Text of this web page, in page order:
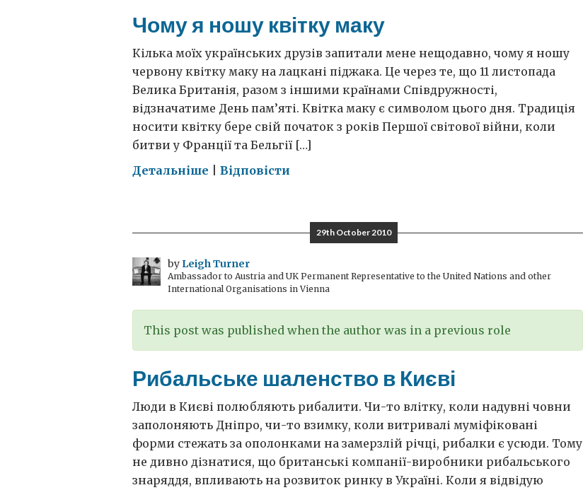
Чому я ношу квітку маку
Кілька моїх українських друзів запитали мене нещодавно, чому я ношу
червону квітку маку на лацкані піджака. Це через те, що 11 листопада
Велика Британія, разом з іншими країнами Співдружності,
відзначатиме День пам’яті. Квітка маку є символом цього дня. Традиція
носити квітку бере свій початок з років Першої світової війни, коли
битви у Франції та Бельгії […]
Детальніше on
маку
Відповісти
29th October 2010
by Leigh Turner
Ambassador to Austria and UK Permanent Representative to the United Nations and other
International Organisations in Vienna
This post was published when the author was in a previous role
Рибальське шаленство в Києві
Люди в Києві полюбляють рибалити. Чи-то влітку, коли надувні човни
заполоняють Дніпро, чи-то взимку, коли витривалі муміфіковані
форми стежать за ополонками на замерзлій річці, рибалки є усюди. Тому
не дивно дізнатися, що британські компанії-виробники рибальського
знаряддя, впливають на розвиток ринку в Україні. Коли я відвідую